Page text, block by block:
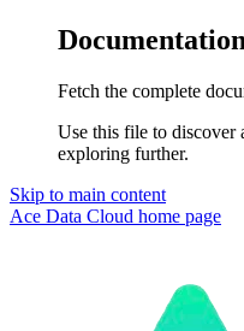
Fetch the complete
Use this file to discover
exploring further.
Skip to main content
Ace Data Cloud home page